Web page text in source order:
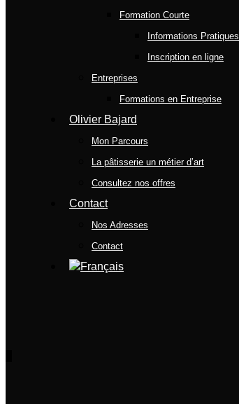
Formation Courte
Informations Pratiques
Inscription en ligne
Entreprises
Formations en Entreprise
Olivier Bajard
Mon Parcours
La pâtisserie un métier d’art
Consultez nos offres
Contact
Nos Adresses
Contact